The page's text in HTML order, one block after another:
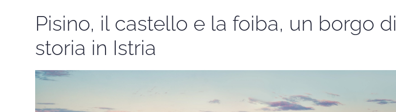
Pisino, il castello e la foiba, un borgo di
storia in Istria